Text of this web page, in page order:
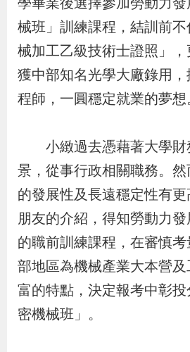
業
務
專
區
申
辦
宣
導
專
區
學畢業後選擇參加勞動力
械班」訓練課程，結訓前
械加工乙級技術士證照」
獲中部知名光學大廠錄用
程師，一圓穩定就業的夢想
小緻過去憑藉著大學財
景，從事行政相關職務。
的發展性及長遠穩定性有
朋友的介紹，得知勞動力
的職前訓練課程，在審慎
部地區為機械產業大本營
富的特點，決定報考中彰
密機械班」。